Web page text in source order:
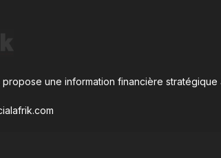
une information financière